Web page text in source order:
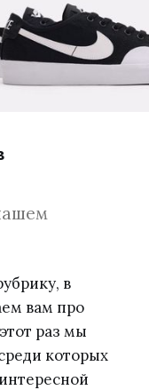
в
вам про
раз мы
которых